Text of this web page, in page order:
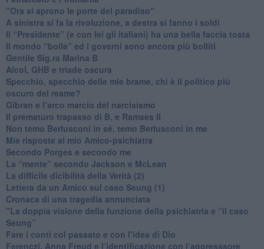
"Ora si aprono le porte del paradiso"
​A sinistra si fa la rivoluzione, a destra si fanno i soldi
​Il “Presidente” (e con lei gli italiani) ha una bella faccia tosta
​Il mondo “bolle” ed i governi sono ancora più bolliti
​Gentile Sig.ra Marina B
​Alcol, GHB e triade oscura
​Specchio, specchio delle mie brame, chi è il politico più
oscuro del reame?
​Gibran e l’arco marcio del narcisismo
​Il prematuro trapasso di B. e Ramses II
​Non temo Berlusconi in sé, temo Berlusconi in me
​Mie risposte al mio Amico-psichiatra
​Secondo Porges e secondo me
​La “mente” secondo Jackson e McLean
La difficile dicibilità della Verità (2)
​Lettera da un Amico sul caso Seung (1)
​Cronaca di una tragedia annunciata
"​La doppia visione della funzione della psichiatria e “il caso
Seung”
​Fare i conti col passato e con l’idea di Dio
​Ferenczi, Anna Freud e l’identificazione con l’aggresssore